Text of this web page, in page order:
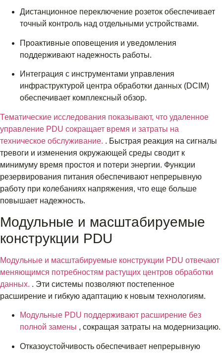
Дистанционное переключение розеток обеспечивает
точный контроль над отдельными устройствами.
Проактивные оповещения и уведомления
поддерживают надежность работы.
Интеграция с инструментами управления
инфраструктурой центра обработки данных (DCIM)
обеспечивает комплексный обзор.
Тематические исследования показывают, что удаленное
управление PDU сокращает время и затраты на
техническое обслуживание. . Быстрая реакция на сигналы
тревоги и изменения окружающей среды сводит к
минимуму время простоя и потери энергии. Функции
резервирования питания обеспечивают непрерывную
работу при колебаниях напряжения, что еще больше
повышает надежность.
Модульные и масштабируемые
конструкции PDU
Модульные и масштабируемые конструкции PDU отвечают
меняющимся потребностям растущих центров обработки
данных. . Эти системы позволяют постепенное
расширение и гибкую адаптацию к новым технологиям.
Модульные PDU поддерживают расширение без
полной замены , сокращая затраты на модернизацию.
Отказоустойчивость обеспечивает непрерывную